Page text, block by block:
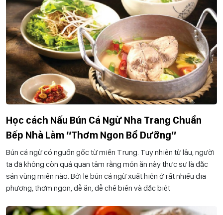
Học cách Nấu Bún Cá Ngừ Nha Trang Chuẩn
Bếp Nhà Làm “Thơm Ngon Bổ Dưỡng”
Bún cá ngừ có nguồn gốc từ miền Trung. Tuy nhiên từ lâu, người
ta đã không còn quá quan tâm rằng món ăn này thực sự là đặc
sản vùng miền nào. Bởi lẽ bún cá ngừ xuất hiện ở rất nhiều địa
phương, thơm ngon, dễ ăn, dễ chế biến và đặc biệt